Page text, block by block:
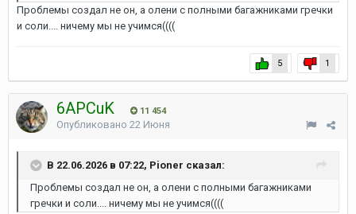
Проблемы создал не он, а олени с полными багажниками гречки
и соли.... ничему мы не учимся((((
5 1
6APCuK 11 454
Опубликовано 22 Июня
В 22.06.2026 в 07:22, Pioner сказал:
Проблемы создал не он, а олени с полными багажниками
гречки и соли.... ничему мы не учимся((((